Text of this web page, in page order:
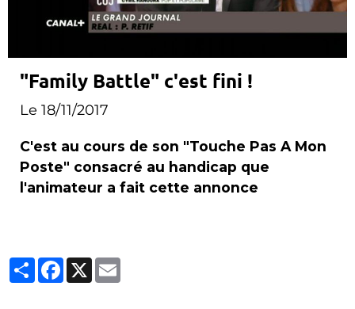
"Family Battle" c'est fini !
Le 18/11/2017
C'est au cours de son "Touche Pas A Mon
Poste" consacré au handicap que
l'animateur a fait cette annonce
Partager
Facebook
X